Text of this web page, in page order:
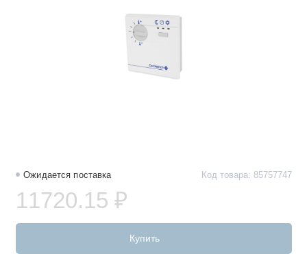
Ожидается поставка Код товара: 85757747
11720.15 ₽
Купить